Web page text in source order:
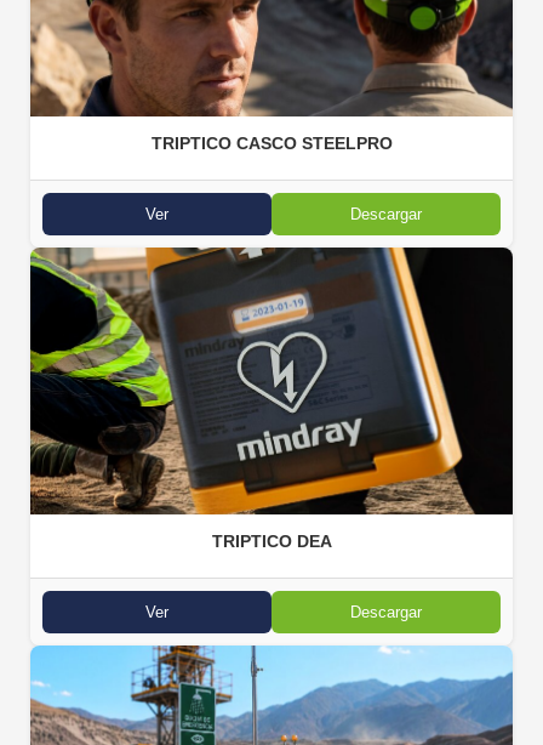
TRIPTICO CASCO STEELPRO
Ver Descargar
TRIPTICO DEA
Ver Descargar